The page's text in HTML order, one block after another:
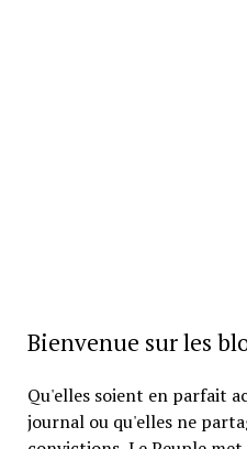
Bienvenue sur les
Qu'elles soient en parfait
journal ou qu'elles ne